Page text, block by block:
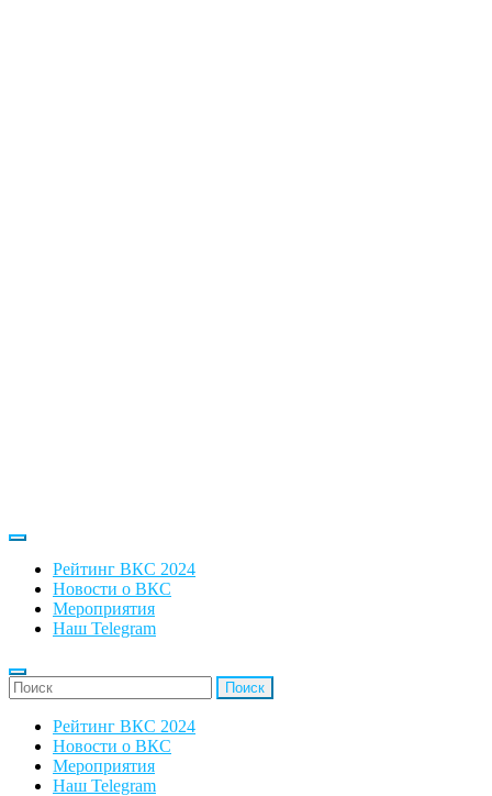
Рейтинг ВКС 2024
Новости о ВКС
Мероприятия
Наш Telegram
'Найти:
Рейтинг ВКС 2024
Новости о ВКС
Мероприятия
Наш Telegram